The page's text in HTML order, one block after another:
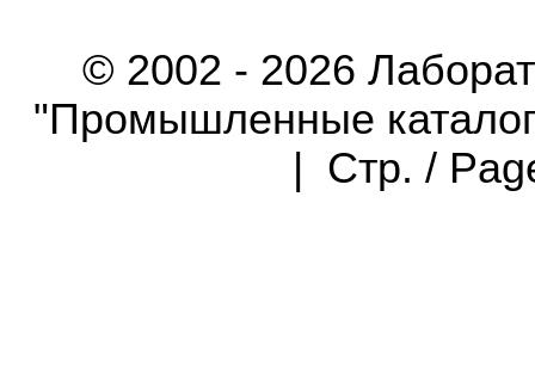
© 2002 - 2026
"Промышленные
| Стр. /